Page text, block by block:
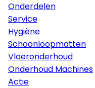
Onderdelen
Service
Hygiëne
Schoonloopmatten
Vloeronderhoud
Onderhoud Machines
Actie